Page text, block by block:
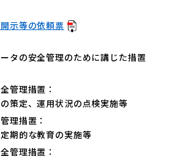
示等の依頼票
タの安全管理のために講じた措置
管理措置：
策定、運用状況の点検実施等
理措置：
期的な教育の実施等
管理措置：